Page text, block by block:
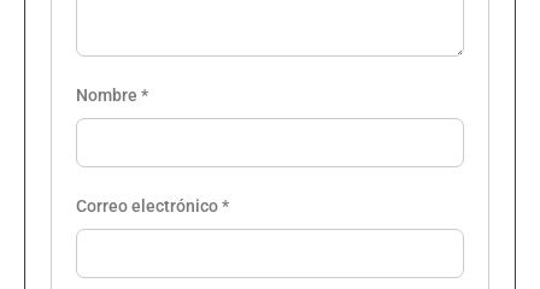
Nombre *
Correo electrónico*